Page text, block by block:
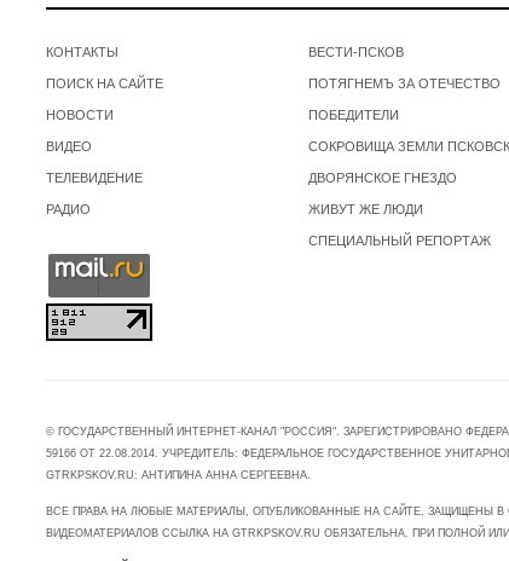
КОНТАКТЫ
ПОИСК НА САЙТЕ
НОВОСТИ
ВИДЕО
ТЕЛЕВИДЕНИЕ
РАДИО
ВЕСТИ-ПСКОВ
ПОТЯГНЕМЪ ЗА ОТЕЧЕСТВО
ПОБЕДИТЕЛИ
СОКРОВИЩА ЗЕМЛИ
ДВОРЯНСКОЕ ГНЕЗДО
ЖИВУТ ЖЕ ЛЮДИ
СПЕЦИАЛЬНЫЙ РЕПОРТАЖ
© ГОСУДАРСТВЕННЫЙ ИНТЕРНЕТ-КАНАЛ "РОССИЯ". ЗАРЕГИСТРИРОВАНО
59166 ОТ 22.08.2014. УЧРЕДИТЕЛЬ: ФЕДЕРАЛЬНОЕ ГОСУДАРСТВЕННОЕ
GTRKPSKOV.RU: АНТИПИНА АННА СЕРГЕЕВНА.
ВСЕ ПРАВА НА ЛЮБЫЕ МАТЕРИАЛЫ, ОПУБЛИКОВАННЫЕ НА САЙТЕ, ЗАЩИЩЕНЫ
ВИДЕОМАТЕРИАЛОВ ССЫЛКА НА GTRKPSKOV.RU ОБЯЗАТЕЛЬНА. ПРИ ПОЛНОЙ